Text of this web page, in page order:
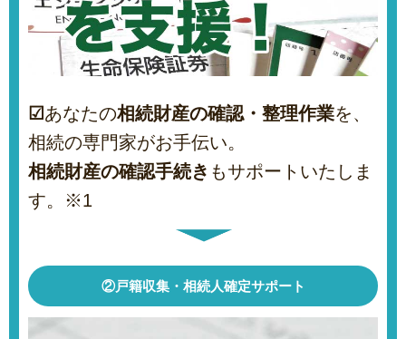
☑あなたの相続財産の確認・整理作業を、
相続の専門家がお手伝い。
相続財産の確認手続き もサポートいたしま
す。※1
②戸籍収集・相続人確定サポート